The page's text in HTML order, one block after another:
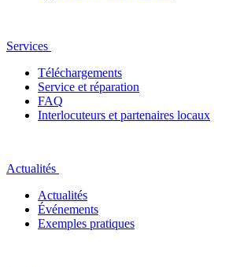
Services
Téléchargements
Service et réparation
FAQ
Interlocuteurs et partenaires locaux
Actualités
Actualités
Événements
Exemples pratiques